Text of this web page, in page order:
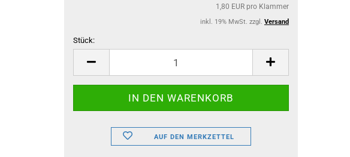
1,80 EUR pro Klammer
inkl. 19% MwSt. zzgl. Versand
Stück:
Stück
AUF DEN MERKZETTEL